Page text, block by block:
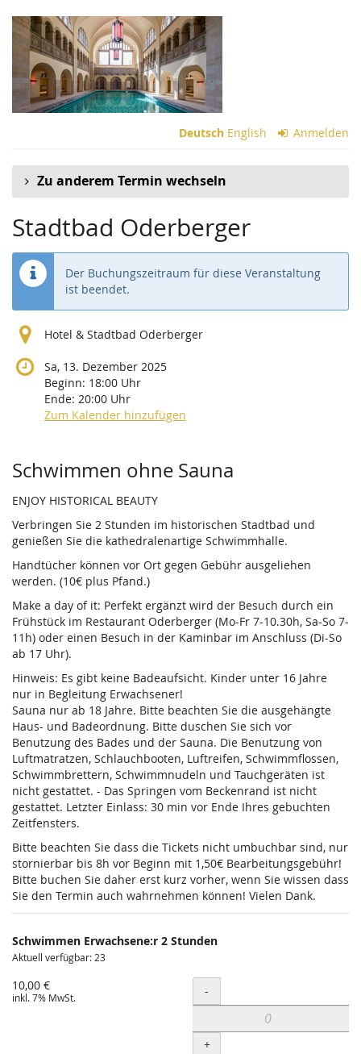
Zum
Haupt-
Inhalt
springen
Deutsch English Anmelden
Zu anderem Termin wechseln
Stadtbad Oderberger
Der Buchungszeitraum für diese Veranstaltung
ist beendet.
Hotel & Stadtbad Oderberger
Sa, 13. Dezember 2025
Beginn: 18:00 Uhr
Ende: 20:00 Uhr
Zum Kalender hinzufügen
Produkte
Schwimmen ohne Sauna
ENJOY HISTORICAL BEAUTY
Verbringen Sie 2 Stunden im historischen Stadtbad und
genießen Sie die kathedralenartige Schwimmhalle.
Handtücher können vor Ort gegen Gebühr ausgeliehen
werden. (10€ plus Pfand.)
Make a day of it: Perfekt ergänzt wird der Besuch durch ein
Frühstück im Restaurant Oderberger (Mo-Fr 7-10.30h, Sa-So 7-
11h) oder einen Besuch in der Kaminbar im Anschluss (Di-So
ab 17 Uhr).
Hinweis: Es gibt keine Badeaufsicht. Kinder unter 16 Jahre
nur in Begleitung Erwachsener!
Sauna nur ab 18 Jahre. Bitte beachten Sie die ausgehängte
Haus- und Badeordnung. Bitte duschen Sie sich vor
Benutzung des Bades und der Sauna. Die Benutzung von
Luftmatratzen, Schlauchbooten, Luftreifen, Schwimmflossen,
Schwimmbrettern, Schwimmnudeln und Tauchgeräten ist
nicht gestattet. - Das Springen vom Beckenrand ist nicht
gestattet. Letzter Einlass: 30 min vor Ende Ihres gebuchten
Zeitfensters.
Bitte beachten Sie dass die Tickets nicht umbuchbar sind, nur
stornierbar bis 8h vor Beginn mit 1,50€ Bearbeitungsgebühr!
Bitte buchen Sie daher erst kurz vorher, wenn Sie wissen dass
Sie den Termin auch wahrnehmen können! Vielen Dank.
Schwimmen Erwachsene:r 2 Stunden
Aktuell verfügbar: 23
10,00 €
inkl. 7% MwSt. Menge
-
+